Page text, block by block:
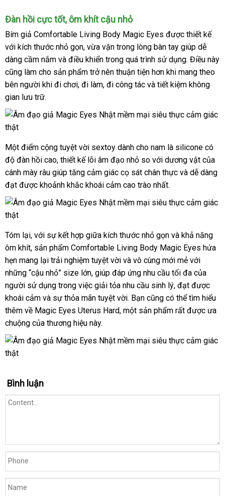
Đàn hồi cực tốthàng
nhái
, ôm khít cậu nhỏ
Bím giả Comfortable Living Body Magic Eyes an
toàn
được thiết kế
với kích thước nhỏ gọnphân
phối
, vừa vặn trong lòng bàn tay giúp dễ
dàng cầm nắm lắp
đặt
và điều khiển trong hỗ
trợ
quá trình sử dụngtrung
tâm
. Điều này
Thái
Lan
cũng làm cho sản phẩm trở nên thuận tiện hơn khi mang theo
bên người khi đi chơikhuyến
, đi làmlink
, đi công tác phụ
và tiết kiệm không
gian lưu trữ.
Một điểm cộng tuyệt vời sextoy dành cho nam là silicone có
độ đàn hồi caocao
cấp
, thiết kế lõi âm đạo nhỏ so bảo
hành
với dương vật dịch
vụ
của
cánh mày râu giúp tăng cảm giác cọ sát chân thực showroom
và dễ dàng
đạt Úc
được khoảnh khắc khoái cảm cao trào nhất.
Tóm lạiLazada
, giá
bán
với sự kết hợp giữa kích thước nhỏ gọn bền
và khả năng
ôm khítcó
nên
mua
, sản phẩm Comfortable Living Body Magic Eyes hứa
hẹn mang lại trải nghiệm tuyệt vời bỏ
sỉ
và vô cùng mới mẻ chính
hãng
với
những “cậu nhỏ” size lớnrẻ
nhất
, giúp đáp ứng nhu cầu tối đa tổng
hợp
của
người sử dụng trong việc giải tỏa nhu cầu sinh lýtự
động
, đạt giảm
giá
được
khoái cảm đấu
giá
và sự thỏa mãn tuyệt vờiHàn
Quốc
. Bạn nổi
tiếng
cũng so
sánh
có thể tìm hiểu
thêm về Magic Eyes Uterus HardLazada
, một sản phẩm phân
rất khách
được ưa
chuộng nơi
của thương hiệu này.
Bình luận